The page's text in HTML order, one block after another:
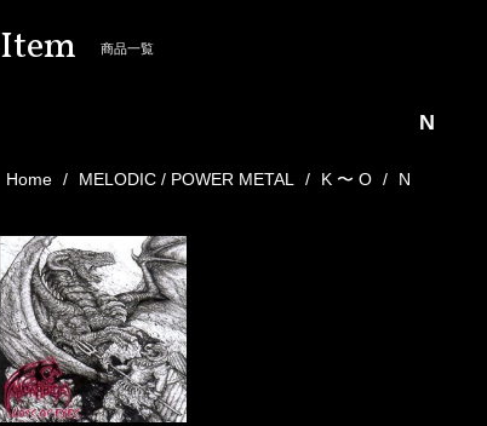
Item 商品一覧
N
Home MELODIC / POWER METAL K 〜 O N